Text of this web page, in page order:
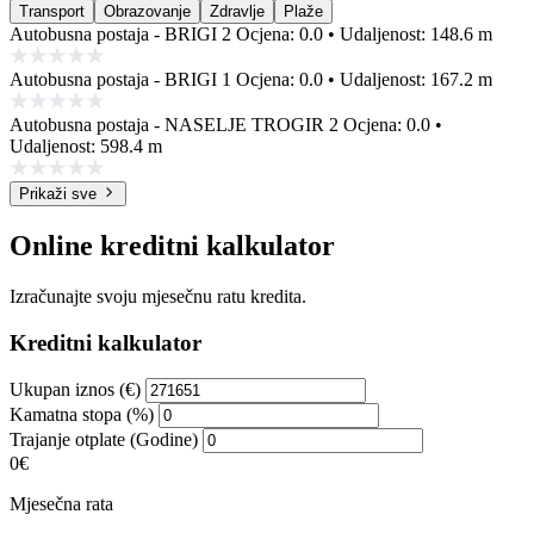
Transport Obrazovanje Zdravlje Plaže
Autobusna postaja - BRIGI 2 Ocjena: 0.0 • Udaljenost: 148.6 m
Autobusna postaja - BRIGI 1 Ocjena: 0.0 • Udaljenost: 167.2 m
Autobusna postaja - NASELJE TROGIR 2 Ocjena: 0.0 •
Udaljenost: 598.4 m
Prikaži sve
Online kreditni kalkulator
Izračunajte svoju mjesečnu ratu kredita.
Kreditni kalkulator
Ukupan iznos (€)
Kamatna stopa (%)
Trajanje otplate (Godine)
0€
Mjesečna rata